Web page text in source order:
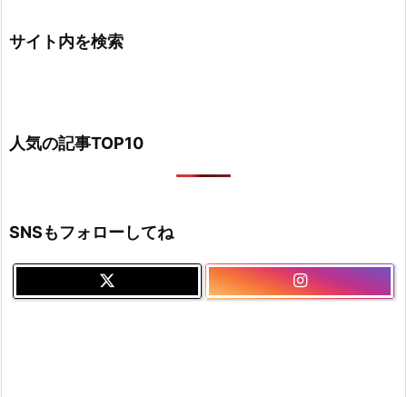
サイト内を検索
人気の記事TOP10
SNSもフォローしてね